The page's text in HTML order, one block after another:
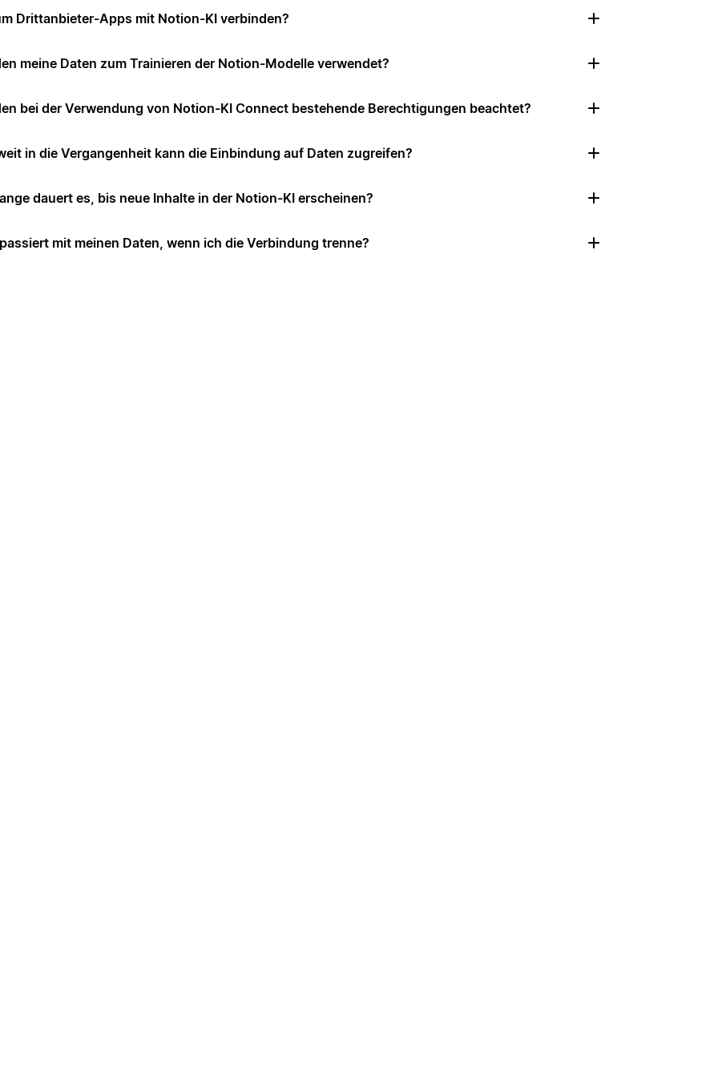
Drittanbieter-Apps mit Notion-KI verbinden?
meine Daten zum Trainieren der Notion-Modelle verwendet?
bei der Verwendung von Notion-KI Connect bestehende Berechtigungen beachtet?
in die Vergangenheit kann die Einbindung auf Daten zugreifen?
dauert es, bis neue Inhalte in der Notion-KI erscheinen?
mit meinen Daten, wenn ich die Verbindung trenne?